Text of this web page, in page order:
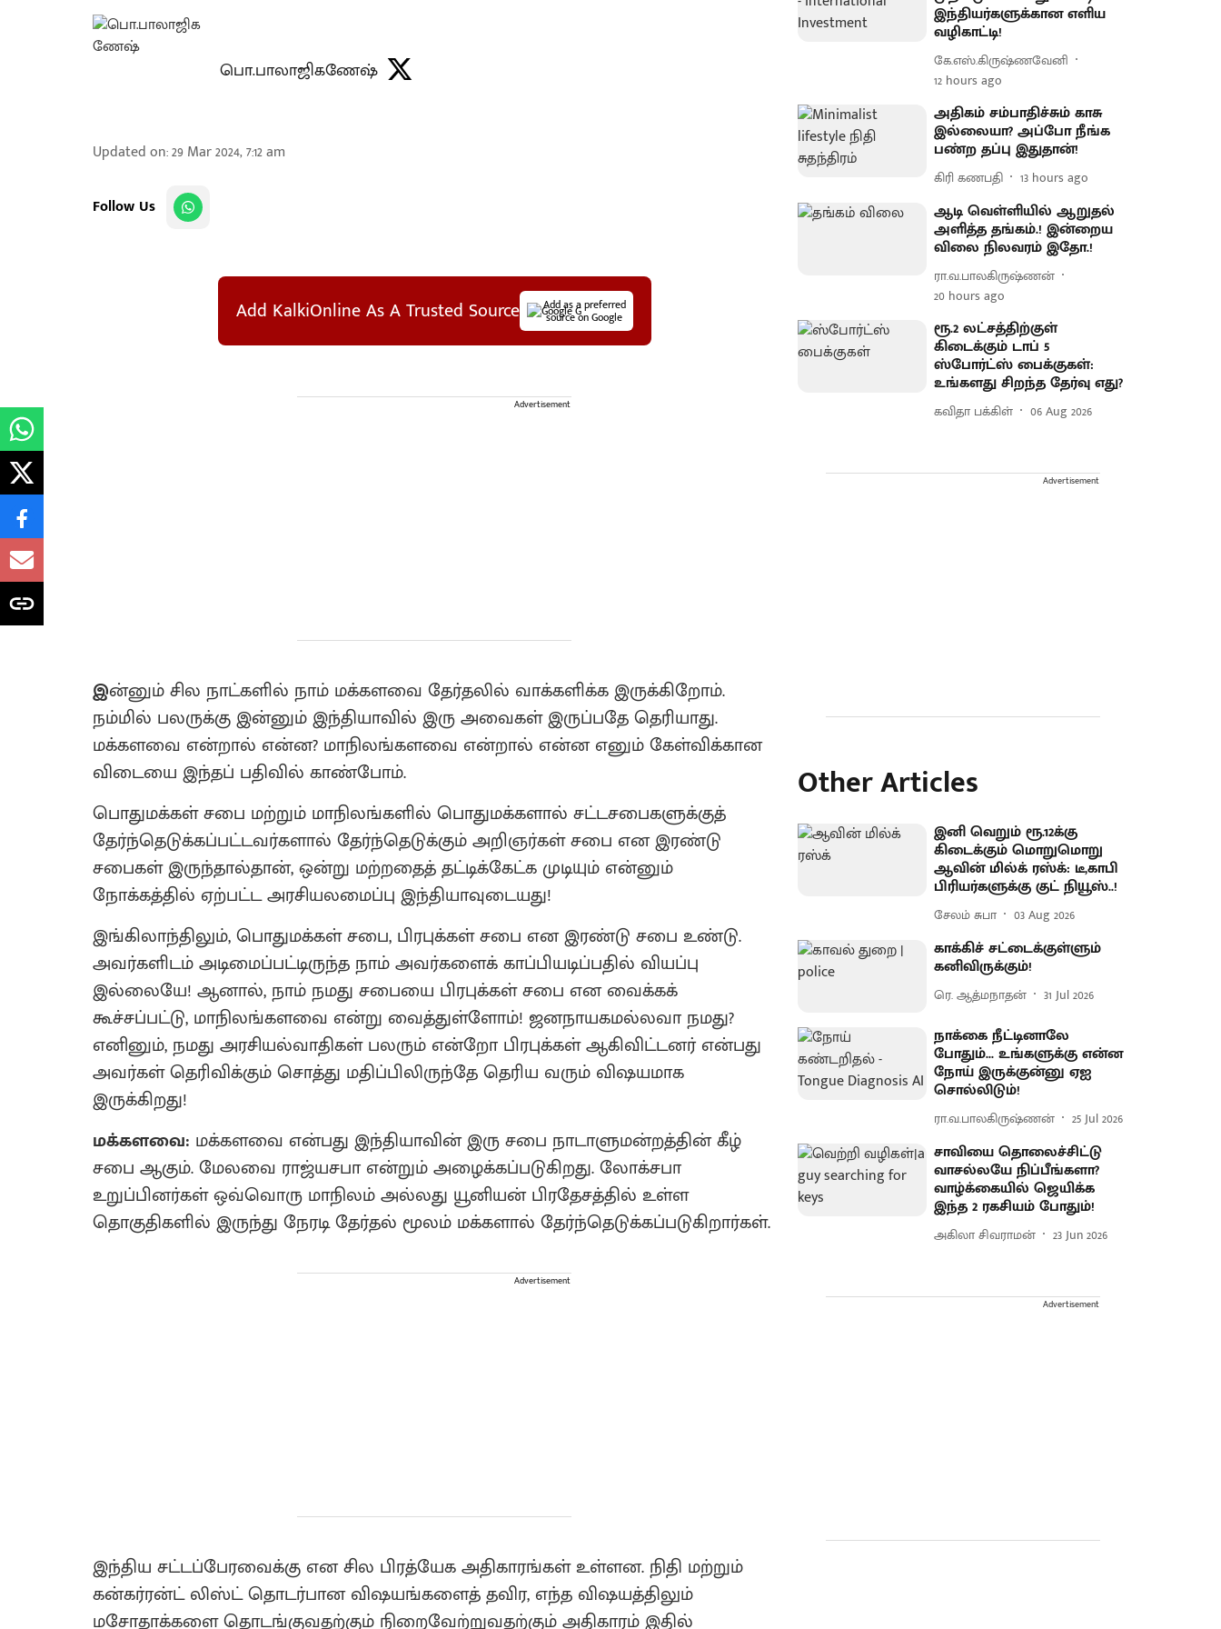
பொ.பாலாஜிகணேஷ்
Updated on:29 Mar 2024, 7:12 am
Follow Us
Add KalkiOnline As A Trusted Source Add as a preferred
source on Google
Advertisement
இன்னும் சில நாட்களில் நாம் மக்களவை தேர்தலில் வாக்களிக்க இருக்கிறோம்.
நம்மில் பலருக்கு இன்னும் இந்தியாவில் இரு அவைகள் இருப்பதே தெரியாது.
மக்களவை என்றால் என்ன? மாநிலங்களவை என்றால் என்ன எனும் கேள்விக்கான
விடையை இந்தப் பதிவில் காண்போம்.
பொதுமக்கள் சபை மற்றும் மாநிலங்களில் பொதுமக்களால் சட்டசபைகளுக்குத்
தேர்ந்தெடுக்கப்பட்டவர்களால் தேர்ந்தெடுக்கும் அறிஞர்கள் சபை என இரண்டு
சபைகள் இருந்தால்தான், ஒன்று மற்றதைத் தட்டிக்கேட்க முடியும் என்னும்
நோக்கத்தில் ஏற்பட்ட அரசியலமைப்பு இந்தியாவுடையது!
இங்கிலாந்திலும், பொதுமக்கள் சபை, பிரபுக்கள் சபை என இரண்டு சபை உண்டு.
அவர்களிடம் அடிமைப்பட்டிருந்த நாம் அவர்களைக் காப்பியடிப்பதில் வியப்பு
இல்லையே! ஆனால், நாம் நமது சபையை பிரபுக்கள் சபை என வைக்கக்
கூச்சப்பட்டு, மாநிலங்களவை என்று வைத்துள்ளோம்! ஜனநாயகமல்லவா நமது?
எனினும், நமது அரசியல்வாதிகள் பலரும் என்றோ பிரபுக்கள் ஆகிவிட்டனர் என்பது
அவர்கள் தெரிவிக்கும் சொத்து மதிப்பிலிருந்தே தெரிய வரும் விஷயமாக
இருக்கிறது!
மக்களவை: மக்களவை என்பது இந்தியாவின் இரு சபை நாடாளுமன்றத்தின் கீழ்
சபை ஆகும். மேலவை ராஜ்யசபா என்றும் அழைக்கப்படுகிறது. லோக்சபா
உறுப்பினர்கள் ஒவ்வொரு மாநிலம் அல்லது யூனியன் பிரதேசத்தில் உள்ள
தொகுதிகளில் இருந்து நேரடி தேர்தல் மூலம் மக்களால் தேர்ந்தெடுக்கப்படுகிறார்கள்.
Advertisement
இந்திய சட்டப்பேரவைக்கு என சில பிரத்யேக அதிகாரங்கள் உள்ளன. நிதி மற்றும்
கன்கர்ரன்ட் லிஸ்ட் தொடர்பான விஷயங்களைத் தவிர, எந்த விஷயத்திலும்
மசோதாக்களை தொடங்குவதற்கும் நிறைவேற்றுவதற்கும் அதிகாரம் இதில்
இந்தியர்களுக்கான எளிய
வழிகாட்டி!
கே.எஸ்.கிருஷ்ணவேனி
12 hours ago
அதிகம் சம்பாதிச்சும் காசு
இல்லையா? அப்போ நீங்க
பண்ற தப்பு இதுதான்!
கிரி கணபதி 13 hours ago
ஆடி வெள்ளியில் ஆறுதல்
அளித்த தங்கம்.! இன்றைய
விலை நிலவரம் இதோ.!
ரா.வ.பாலகிருஷ்ணன்
20 hours ago
ரூ.2 லட்சத்திற்குள்
கிடைக்கும் டாப் 5
ஸ்போர்ட்ஸ் பைக்குகள்:
உங்களது சிறந்த தேர்வு எது?
கவிதா பக்கிள் 06 Aug 2026
Advertisement
Other Articles
இனி வெறும் ரூ.12க்கு
கிடைக்கும் மொறுமொறு
ஆவின் மில்க் ரஸ்க்: டீ,காபி
பிரியர்களுக்கு குட் நியூஸ்..!
சேலம் சுபா 03 Aug 2026
காக்கிச் சட்டைக்குள்ளும்
கனிவிருக்கும்!
ரெ. ஆத்மநாதன் 31 Jul 2026
நாக்கை நீட்டினாலே
போதும்... உங்களுக்கு என்ன
நோய் இருக்குன்னு ஏஐ
சொல்லிடும்!
ரா.வ.பாலகிருஷ்ணன் 25 Jul 2026
சாவியை தொலைச்சிட்டு
வாசல்லயே நிப்பீங்களா?
வாழ்க்கையில் ஜெயிக்க
இந்த 2 ரகசியம் போதும்!
அகிலா சிவராமன் 23 Jun 2026
Advertisement